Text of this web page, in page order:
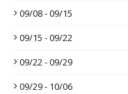
09/08 - 09/15
09/15 - 09/22
09/22 - 09/29
09/29 - 10/06